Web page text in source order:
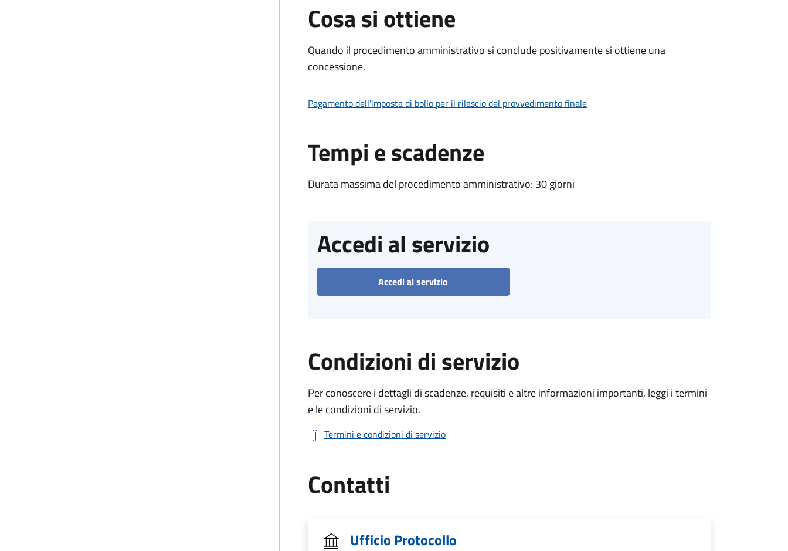
Cosa si ottiene
Quando il procedimento amministrativo si conclude positivamente si ottiene una
concessione.
Pagamento dell'imposta di bollo per il rilascio del provvedimento finale
Tempi e scadenze
Durata massima del procedimento amministrativo: 30 giorni
Accedi al servizio
Accedi al servizio
Condizioni di servizio
Per conoscere i dettagli di scadenze, requisiti e altre informazioni importanti, leggi i termini
e le condizioni di servizio.
Termini e condizioni di servizio
Contatti
Ufficio Protocollo